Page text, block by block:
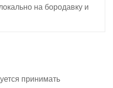
на бородавку и
принимать